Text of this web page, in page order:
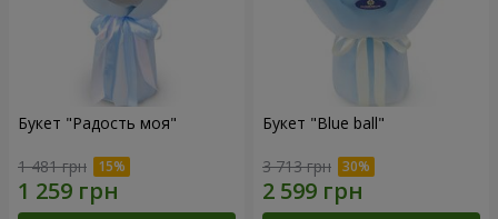
Букет "Радость моя"
1 481 грн
Букет "Blue ball"
3 713 грн